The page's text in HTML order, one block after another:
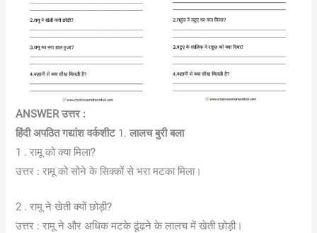
ANSWER उत्तर :
हिंदी अपठित गद्यांश वर्कशीट1.लालच बुरी बला
1 . रामू को क्या मिला?
उत्तर : रामू को सोने के सिक्कों से भरा मटका मिला।
2 . रामू ने खेती क्यों छोड़ी?
उत्तर : रामू ने और अधिक मटके ढूंढने के लालच में खेती छोड़ी।